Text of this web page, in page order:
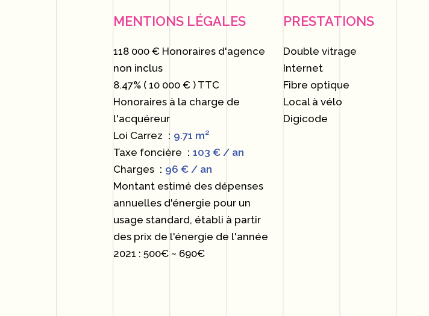
MENTIONS LÉGALES
118 000 € Honoraires d'agence
non inclus
8.47% ( 10 000 € ) TTC
Honoraires à la charge de
l'acquéreur
Loi Carrez
9.71 m²
Taxe foncière
103 € / an
Charges
96 € / an
Montant estimé des dépenses
annuelles d'énergie pour un
usage standard, établi à partir
des prix de l'énergie de l'année
2021 : 500€ ~ 690€
PRESTATIONS
Double vitrage
Internet
Fibre optique
Local à vélo
Digicode